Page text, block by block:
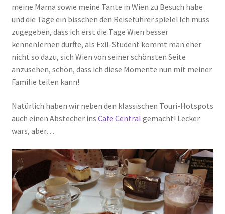
meine Mama sowie meine Tante in Wien zu Besuch habe
und die Tage ein bisschen den Reiseführer spiele! Ich muss
zugegeben, dass ich erst die Tage Wien besser
kennenlernen durfte, als Exil-Student kommt man eher
nicht so dazu, sich Wien von seiner schönsten Seite
anzusehen, schön, dass ich diese Momente nun mit meiner
Familie teilen kann!
Natürlich haben wir neben den klassischen Touri-Hotspots
auch einen Abstecher ins Cafe Central gemacht! Lecker
wars, aber…